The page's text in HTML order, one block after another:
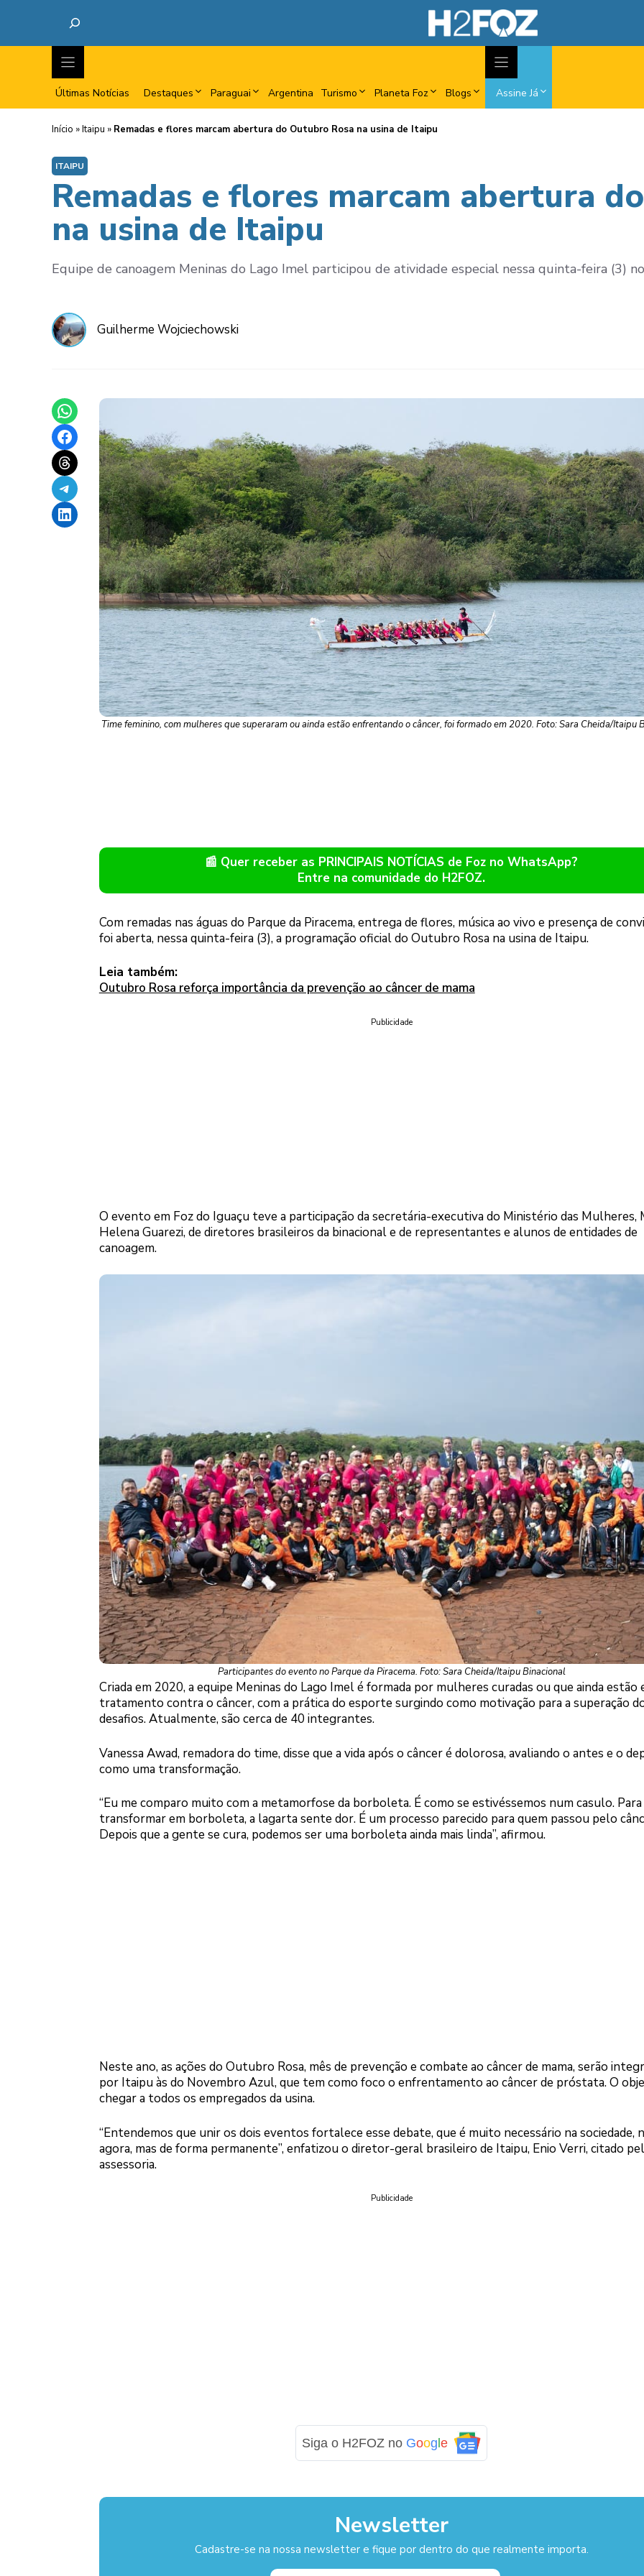
Últimas Notícias Destaques Paraguai Argentina Turismo Planeta Foz Blogs Assine Já
Início »Itaipu » Remadas e flores marcam abertura do Outubro Rosa na usina de Itaipu
ITAIPU
Remadas e flores marcam abertura
na usina de Itaipu
Equipe de canoagem Meninas do Lago Imel participou de atividade especial nessa quinta-feira (3)
Guilherme Wojciechowski
Share on WhatsApp
Share on Facebook
Share on Threads
Share on Telegram
Share on LinkedIn
Time feminino, com mulheres que superaram ou ainda estão enfrentando o câncer, foi formado em 2020. Foto: Sara Cheida/Itaipu
📰 Quer receber as PRINCIPAIS NOTÍCIAS de Foz no WhatsApp?
Entre na comunidade do H2FOZ.
Com remadas nas águas do Parque da Piracema, entrega de flores, música ao vivo e presença de
foi aberta, nessa quinta-feira (3), a programação oficial do Outubro Rosa na usina de Itaipu.
Leia também:
Outubro Rosa reforça importância da prevenção ao câncer de mama
Publicidade
O evento em Foz do Iguaçu teve a participação da secretária-executiva do Ministério das Mulheres,
Helena Guarezi, de diretores brasileiros da binacional e de representantes e alunos de entidades de
canoagem.
Participantes do evento no Parque da Piracema. Foto: Sara Cheida/Itaipu Binacional
Criada em 2020, a equipe Meninas do Lago Imel é formada por mulheres curadas ou que ainda estão
tratamento contra o câncer, com a prática do esporte surgindo como motivação para a superação
desafios. Atualmente, são cerca de 40 integrantes.
Vanessa Awad, remadora do time, disse que a vida após o câncer é dolorosa, avaliando o antes e o
como uma transformação.
“Eu me comparo muito com a metamorfose da borboleta. É como se estivéssemos num casulo. Para
transformar em borboleta, a lagarta sente dor. É um processo parecido para quem passou pelo
Depois que a gente se cura, podemos ser uma borboleta ainda mais linda”, afirmou.
Neste ano, as ações do Outubro Rosa, mês de prevenção e combate ao câncer de mama, serão
por Itaipu às do Novembro Azul, que tem como foco o enfrentamento ao câncer de próstata. O
chegar a todos os empregados da usina.
“Entendemos que unir os dois eventos fortalece esse debate, que é muito necessário na sociedade,
agora, mas de forma permanente”, enfatizou o diretor-geral brasileiro de Itaipu, Enio Verri, citado
assessoria.
Publicidade
Siga o H2FOZ no Google
Newsletter
Cadastre-se na nossa newsletter e fique por dentro do que realmente importa.